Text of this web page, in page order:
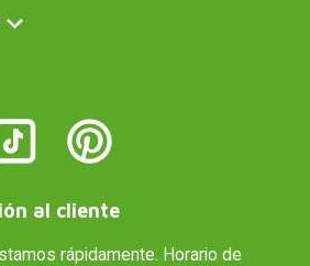
al cliente
rápidamente. Horario de